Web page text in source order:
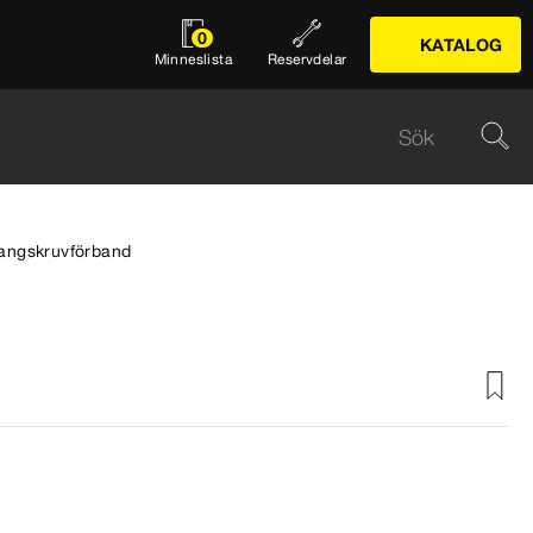
0
Minneslista Reservdelar
KATALOG